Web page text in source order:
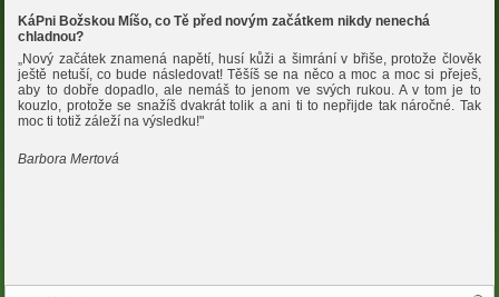
KáPni Božskou Míšo, co Tě před novým začátkem nikdy nenechá
chladnou?
„Nový začátek znamená napětí, husí kůži a šimrání v břiše, protože člověk
ještě netuší, co bude následovat! Těšíš se na něco a moc a moc si přeješ,
aby to dobře dopadlo, ale nemáš to jenom ve svých rukou. A v tom je to
kouzlo, protože se snažíš dvakrát tolik a ani ti to nepřijde tak náročné. Tak
moc ti totiž záleží na výsledku!"
Barbora Mertová